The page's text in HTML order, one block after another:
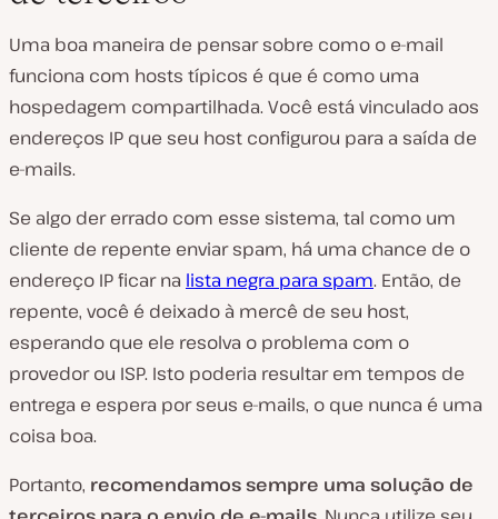
Uma boa maneira de pensar sobre como o e-mail
funciona com hosts típicos é que é como uma
hospedagem compartilhada. Você está vinculado aos
endereços IP que seu host configurou para a saída de
e-mails.
Se algo der errado com esse sistema, tal como um
cliente de repente enviar spam, há uma chance de o
endereço IP ficar na lista negra para spam. Então, de
repente, você é deixado à mercê de seu host,
esperando que ele resolva o problema com o
provedor ou ISP. Isto poderia resultar em tempos de
entrega e espera por seus e-mails, o que nunca é uma
coisa boa.
Portanto, recomendamos sempre uma solução de